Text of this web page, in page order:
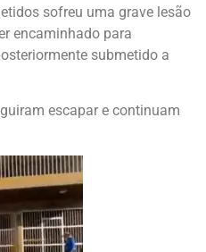
sofreu uma grave lesão
encaminhado para
submetido a
escapar e continuam